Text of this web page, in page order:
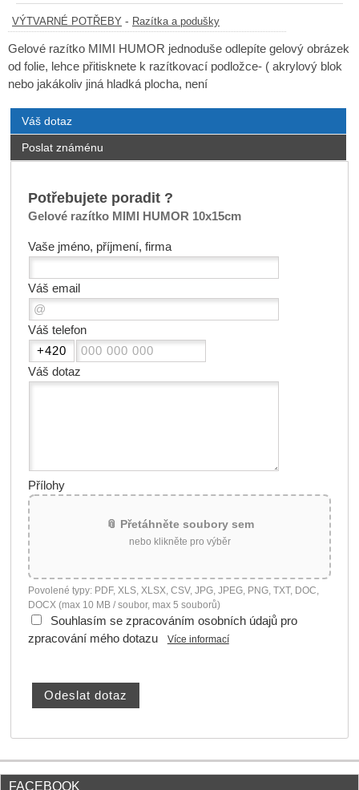
VÝTVARNÉ POTŘEBY - Razítka a podušky
Gelové razítko MIMI HUMOR jednoduše odlepíte gelový obrázek
od folie, lehce přitisknete k razítkovací podložce- ( akrylový blok
nebo jakákoliv jiná hladká plocha, není
Váš dotaz
Poslat známénu
Potřebujete poradit ?
Gelové razítko MIMI HUMOR 10x15cm
Vaše jméno, příjmení, firma
Váš email
Váš telefon
Váš dotaz
Přílohy
📎 Přetáhněte soubory sem
nebo klikněte pro výběr
Povolené typy: PDF, XLS, XLSX, CSV, JPG, JPEG, PNG, TXT, DOC,
DOCX (max 10 MB / soubor, max 5 souborů)
Souhlasím se zpracováním osobních údajů pro
zpracování mého dotazu
Více informací
FACEBOOK